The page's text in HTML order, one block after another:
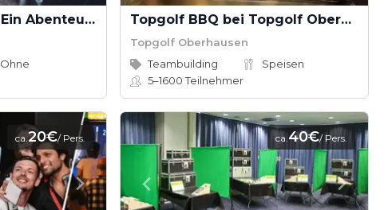
Krimi-Geocaching: Ein Abenteuer voller Rätsel und Spannung
Ohne
Topgolf BBQ bei Topgolf Oberhausen
Topgolf Oberhausen
Teambuilding
Speisen
5–1600Teilnehmer
ca.20€/ Pers. ca.40€/ Pers.